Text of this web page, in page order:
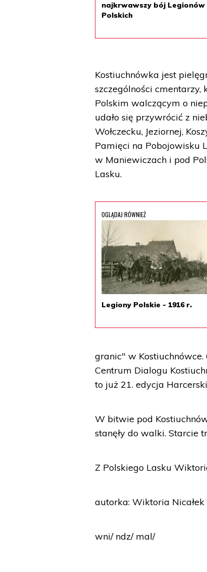
najkrwawszy bój Legionów
Polskich
Kostiuchnówka jest
szczególności
Polskim walczącym o
udało się przywrócić z
Wołczecku, Jeziornej,
Pamięci na Pobojowisku
w Maniewiczach i pod
Lasku.
OGLĄDAJ RÓWNIEŻ
Legiony Polskie - 1916 r.
granic" w
Centrum Dialogu
to już 21. edycja
W bitwie pod
stanęły do walki. Starcie
Z Polskiego Lasku
autorka: Wiktoria Nicałek
wni/ ndz/ mal/